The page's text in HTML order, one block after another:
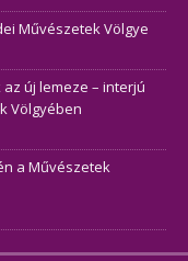
Művészetek Völgye
új lemeze – interjú
Völgyében
a Művészetek